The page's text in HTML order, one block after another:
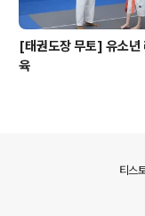
[태권도장 무토] 유소년
육
티스